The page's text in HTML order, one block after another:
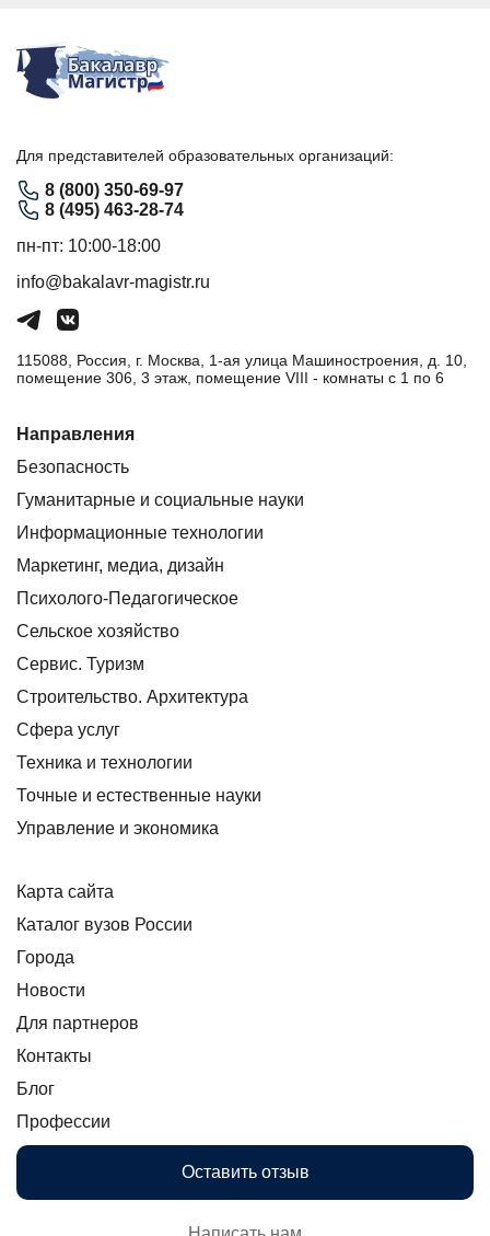
Для представителей образовательных организаций:
8 (800) 350-69-97
8 (495) 463-28-74
пн-пт: 10:00-18:00
info@bakalavr-magistr.ru
115088, Россия, г. Москва, 1-ая улица Машиностроения, д. 10,
помещение 306, 3 этаж, помещение VIII - комнаты с 1 по 6
Направления
Безопасность
Гуманитарные и социальные науки
Информационные технологии
Маркетинг, медиа, дизайн
Психолого-Педагогическое
Сельское хозяйство
Сервис. Туризм
Строительство. Архитектура
Сфера услуг
Техника и технологии
Точные и естественные науки
Управление и экономика
Карта сайта
Каталог вузов России
Города
Новости
Для партнеров
Контакты
Блог
Профессии
Оставить отзыв